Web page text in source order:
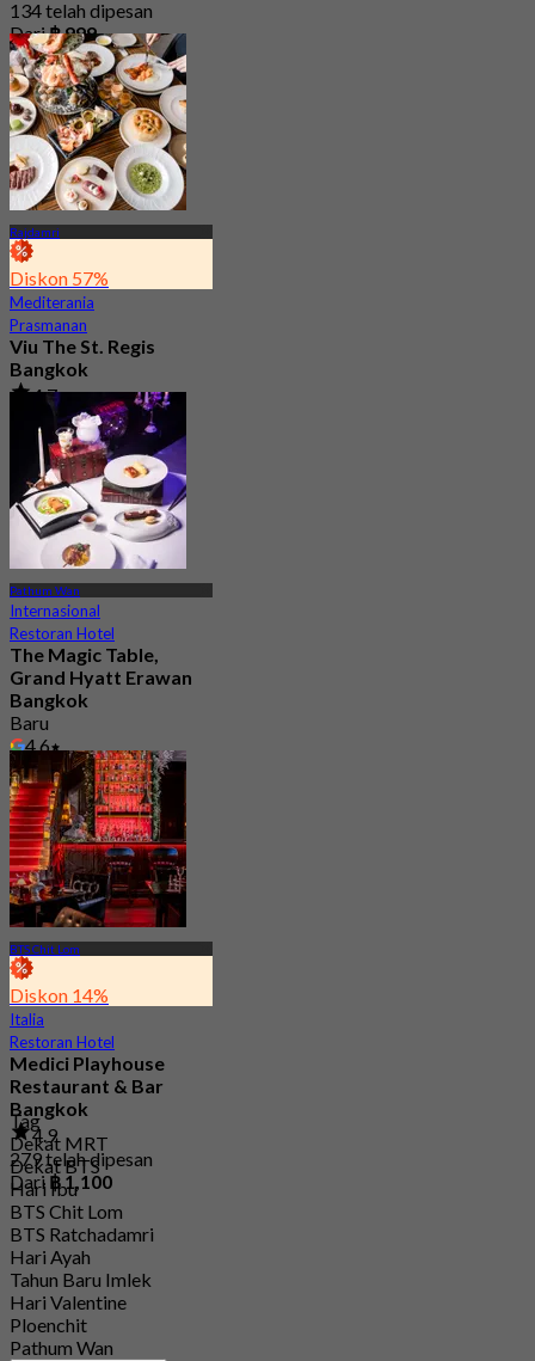
134 telah dipesan
Dari฿ 999
Rajdamri
Diskon 57%
Mediterania
Prasmanan
Viu The St. Regis
Bangkok
4.7
2.7K telah dipesan
Dari฿ 856
Pathum Wan
Internasional
Restoran Hotel
The Magic Table,
Grand Hyatt Erawan
Bangkok
Baru
4.6
Dari
฿ 2,237
BTS Chit Lom
Diskon 14%
Italia
Restoran Hotel
Medici Playhouse
Restaurant & Bar
Bangkok
4.9
279 telah dipesan
Dari฿ 1,100
Tag
Dekat MRT
Dekat BTS
Hari Ibu
BTS Chit Lom
BTS Ratchadamri
Hari Ayah
Tahun Baru Imlek
Hari Valentine
Ploenchit
Pathum Wan